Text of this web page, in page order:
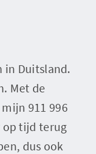
in Duitsland.
Met de
911 996
op tijd terug
dus ook